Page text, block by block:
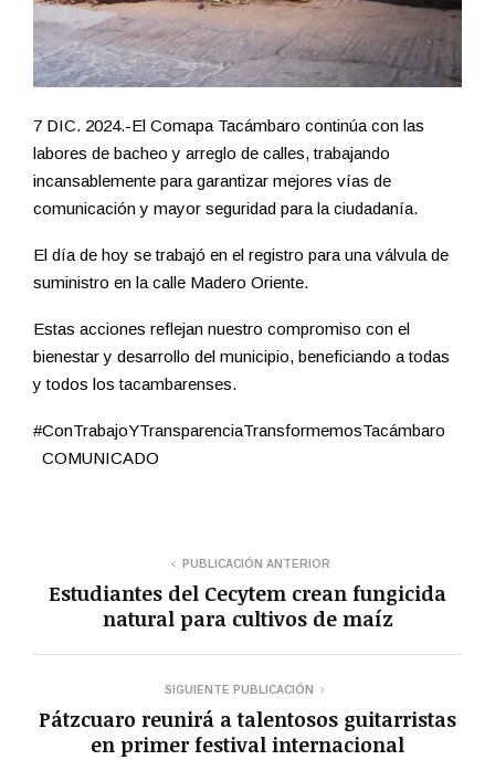
7 DIC. 2024.-El Comapa Tacámbaro continúa con las
labores de bacheo y arreglo de calles, trabajando
incansablemente para garantizar mejores vías de
comunicación y mayor seguridad para la ciudadanía.
El día de hoy se trabajó en el registro para una válvula de
suministro en la calle Madero Oriente.
Estas acciones reflejan nuestro compromiso con el
bienestar y desarrollo del municipio, beneficiando a todas
y todos los tacambarenses.
#ConTrabajoYTransparenciaTransformemosTacámbaro
COMUNICADO
PUBLICACIÓN ANTERIOR
Estudiantes del Cecytem crean fungicida
natural para cultivos de maíz
SIGUIENTE PUBLICACIÓN
Pátzcuaro reunirá a talentosos guitarristas
en primer festival internacional